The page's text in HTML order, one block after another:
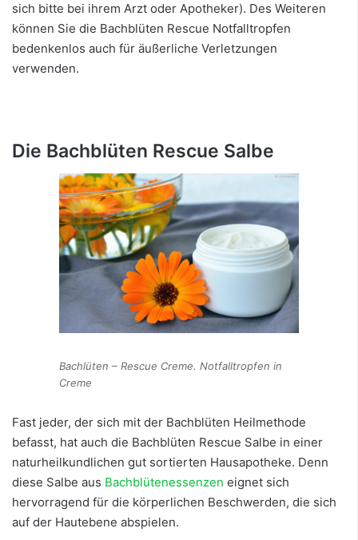
sich bitte bei ihrem Arzt oder Apotheker). Des Weiteren
können Sie die Bachblüten Rescue Notfalltropfen
bedenkenlos auch für äußerliche Verletzungen
verwenden.
Die Bachblüten Rescue Salbe
Bachlüten – Rescue Creme. Notfalltropfen in
Creme
Fast jeder, der sich mit der Bachblüten Heilmethode
befasst, hat auch die Bachblüten Rescue Salbe in einer
naturheilkundlichen gut sortierten Hausapotheke. Denn
diese Salbe aus Bachblütenessenzen eignet sich
hervorragend für die körperlichen Beschwerden, die sich
auf der Hautebene abspielen.